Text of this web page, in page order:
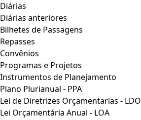
Diárias
Diárias anteriores
Bilhetes de Passagens
Repasses
Convênios
Programas e Projetos
Instrumentos de Planejamento
Plano Plurianual - PPA
Lei de Diretrizes Orçamentarias - LDO
Lei Orçamentária Anual - LOA